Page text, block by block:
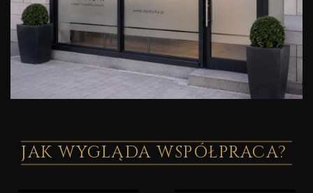
JAK WYGLĄDA WSPÓŁPRACA?